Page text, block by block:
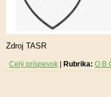
Zdroj TASR
Celý príspevok Rubrika: O B